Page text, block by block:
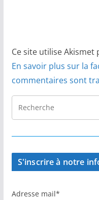
Ce site utilise
En savoir plus sur la
commentaires sont
S'inscrire à notre
Adresse mail*